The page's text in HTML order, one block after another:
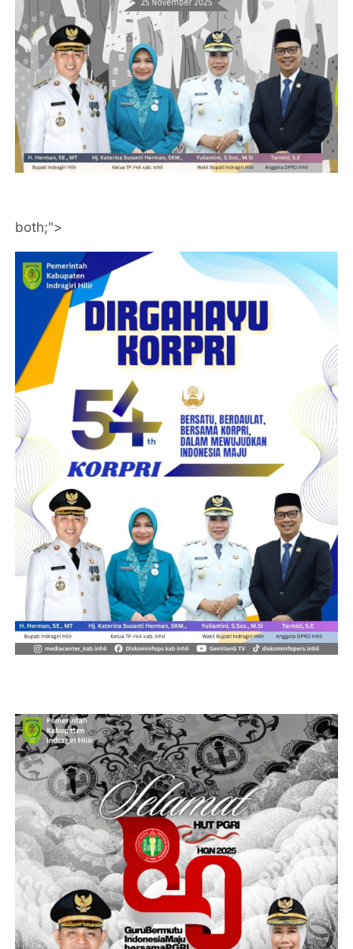
both;">